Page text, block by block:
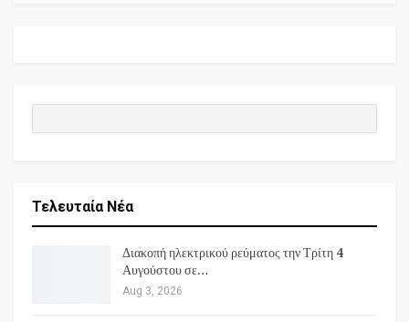
Τελευταία Νέα
Διακοπή ηλεκτρικού ρεύματος την Τρίτη 4
Αυγούστου σε…
Aug 3, 2026